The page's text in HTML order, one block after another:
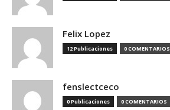
Felix Lopez
12 Publicaciones 0 COMENTARIOS
fenslectceco
0 Publicaciones 0 COMENTARIOS